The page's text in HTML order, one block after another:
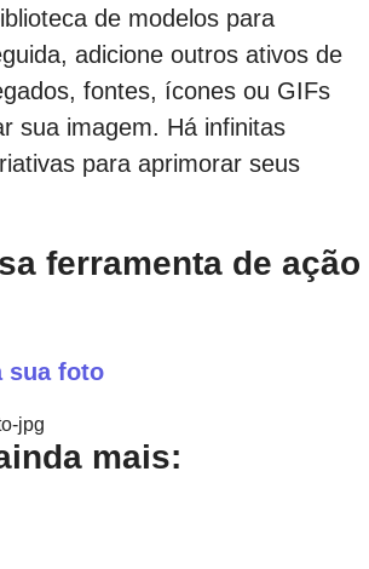
de modelos para
adicione outros ativos de
fontes, ícones ou GIFs
sua imagem. Há infinitas
para aprimorar seus
ferramenta de ação
sua foto
jpg
mais: